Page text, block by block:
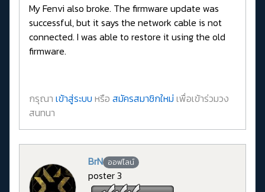
My Fenvi also broke. The firmware update was
successful, but it says the network cable is not
connected. I was able to restore it using the old
firmware.
กรุณา เข้าสู่ระบบ หรือ สมัครสมาชิกใหม่ เพื่อเข้าร่วมวง
สนทนา
BrN ออฟไลน์
poster 3